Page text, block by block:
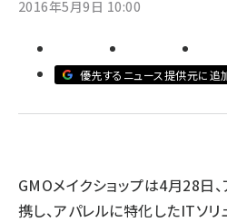
base (1077)
2016年5月9日 10:00
優先するニュース提供元に追
GMOメイクショップは4月28日、
携し、アパレルに特化したITソリ